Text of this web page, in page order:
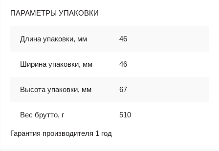
ПАРАМЕТРЫ УПАКОВКИ
Длина упаковки, мм 46
Ширина упаковки, мм 46
Высота упаковки, мм 67
Вес брутто, г 510
Гарантия производителя 1 год